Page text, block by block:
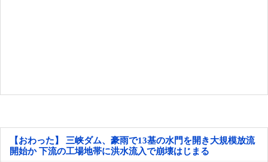
【おわった】 三峡ダム、豪雨で13基の水門を開き大規模放流
開始か 下流の工場地帯に洪水流入で崩壊はじまる